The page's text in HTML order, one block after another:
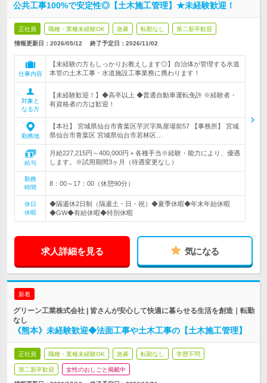
公共工事100%で安定性◎【土木施工管理】★未経験歓迎！
正社員 職種・業種未経験OK 急募 転勤なし 第二新卒歓迎
情報更新日：2026/05/12 終了予定日： 2026/11/02
仕事内容
【未経験の方もしっかりお教えします◎】自治体が管理する水道
本管の土木工事・水道施設工事業務に携わります！
対象と
なる方
【未経験歓迎！】◆高卒以上 ◆普通自動車運転免許 ※経験者・
有資格者の方は歓迎！
勤務地
【本社】 宮城県仙台市青葉区芋沢字鳥屋場前57 【事務所】 宮城
県仙台市青葉区 宮城県仙台市若林区…
給与
月給227,215円～400,000円＋各種手当※経験・能力により、優遇
します。※試用期間3ヶ月（待遇変更なし）
勤務
時間
8：00～17：00（休憩90分）
休日
休暇
◆隔週休2日制（隔週土・日・祝）◆夏季休暇◆年末年始休暇
◆GW◆有給休暇◆特別休暇
求人詳細を見る 気になる
新着
グリーン工業株式会社 | 皆さんが安心して快適に暮らせる生活を創造｜転勤
なし
《熊本》未経験歓迎◆法面工事や土木工事の【土木施工管理】
正社員 職種・業種未経験OK 急募 転勤なし 学歴不問
第二新卒歓迎 女性のおしごと掲載中